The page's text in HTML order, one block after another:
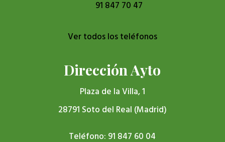
91 847 70 47
Ver todos los teléfonos
Dirección Ayto
Plaza de la Villa, 1
28791 Soto del Real (Madrid)
Teléfono: 91 847 60 04